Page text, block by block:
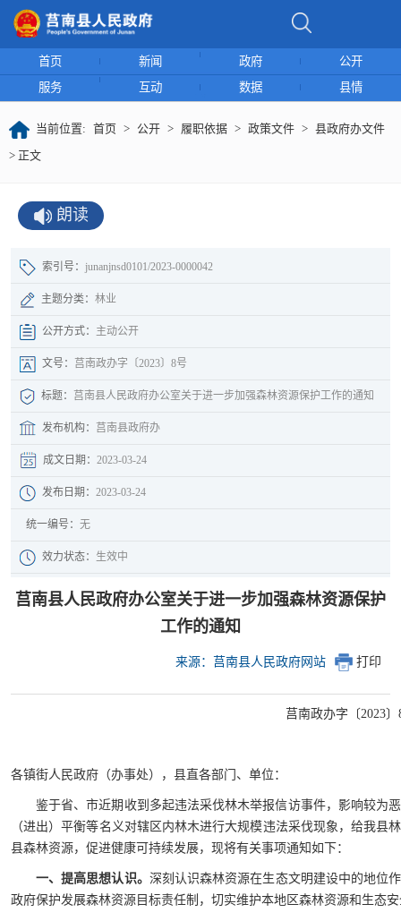
首页 新闻 政府
公开
服务
互动 数据 县情
当前位置: 首页 > 公开 > 履职依据 > 政策文件 > 县政府办文件
> 正文
朗读
索引号： junanjnsd0101/2023-0000042
主题分类： 林业
公开方式： 主动公开
文号： 莒南政办字〔2023〕8号
标题： 莒南县人民政府办公室关于进一步加强森林资源保护工作的通知
发布机构： 莒南县政府办
成文日期： 2023-03-24
发布日期： 2023-03-24
统一编号： 无
效力状态： 生效中
莒南县人民政府办公室关于进一步加强森林资源保护
工作的通知
来源：莒南县人民政府网站 打印
莒南政办字〔2023〕
各镇街人民政府（办事处），县直各部门、单位：
鉴于省、市近期收到多起违法采伐林木举报信访事件，影响较为
（进出）平衡等名义对辖区内林木进行大规模违法采伐现象，给我县
县森林资源，促进健康可持续发展，现将有关事项通知如下：
一、提高思想认识。 深刻认识森林资源在生态文明建设中的地位
政府保护发展森林资源目标责任制，切实维护本地区森林资源和生态